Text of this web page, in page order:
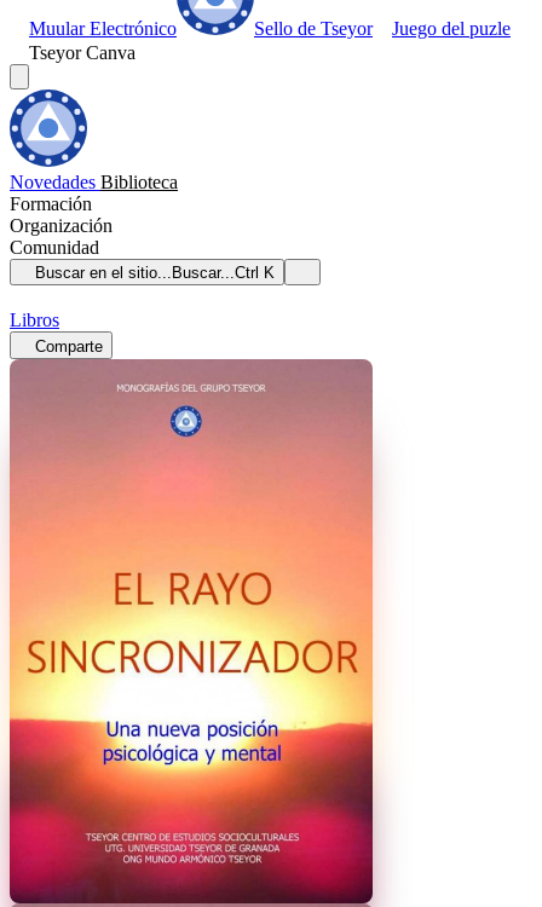
Muular Electrónico Sello de Tseyor
Juego del puzle
Tseyor Canva
Novedades Biblioteca
Formación
Organización
Comunidad
Buscar en el sitio... Buscar...Ctrl K
Libros
Comparte